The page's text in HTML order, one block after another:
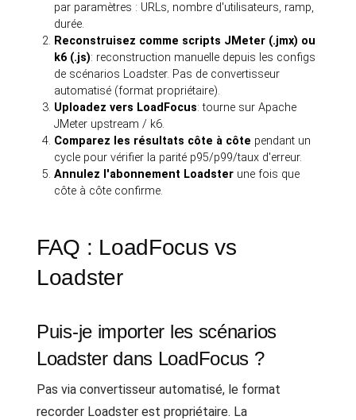
par paramètres : URLs, nombre d'utilisateurs, ramp,
durée.
Reconstruisez comme scripts JMeter (.jmx) ou
k6 (.js): reconstruction manuelle depuis les configs
de scénarios Loadster. Pas de convertisseur
automatisé (format propriétaire).
Uploadez vers LoadFocus: tourne sur Apache
JMeter upstream / k6.
Comparez les résultats côte à côte pendant un
cycle pour vérifier la parité p95/p99/taux d'erreur.
Annulez l'abonnement Loadster une fois que
côte à côte confirme.
FAQ : LoadFocus vs
Loadster
Puis-je importer les scénarios
Loadster dans LoadFocus ?
Pas via convertisseur automatisé, le format
recorder Loadster est propriétaire. La